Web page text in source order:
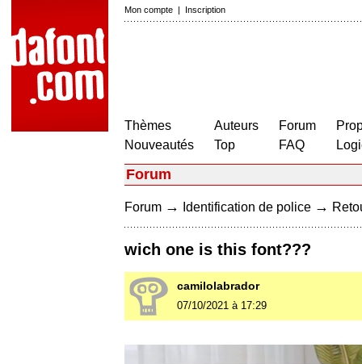
Mon compte | Inscription
Thèmes
Nouveautés
Auteurs
Top
Forum
FAQ
Forum
Forum → Identification de police →
wich one is this font???
camilolabrador
07/10/2021 à 17:29